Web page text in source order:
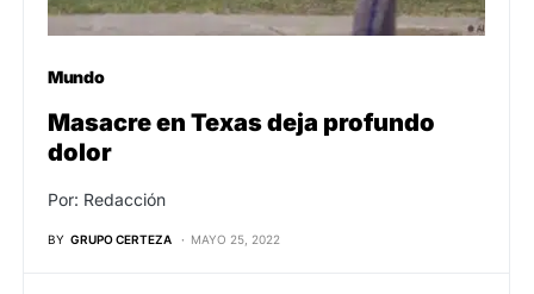
Mundo
Masacre en Texas deja profundo
dolor
Por: Redacción
BY GRUPO CERTEZA MAYO 25, 2022